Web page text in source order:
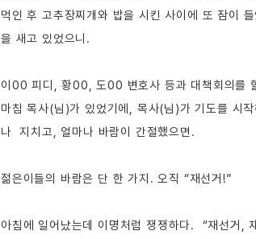
먹인 후 고추장찌개와 밥을 시킨 사이에 또 잠이
을 새고 있었으니.
이00 피디, 황00, 도00 변호사 등과 대책회의를
마침 목사(님)가 있었기에, 목사(님)가 기도를 시
나  지치고, 얼마나 바람이 간절했으면.
젊은이들의 바람은 단 한 가지. 오직 “재선거!”
아침에 일어났는데 이명처럼 쟁쟁하다. “재선거,